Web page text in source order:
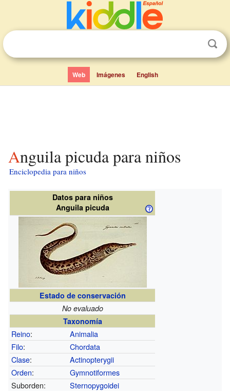
Web Imágenes English
Anguila picuda para niños
Enciclopedia para niños
Datos para niños
Anguila picuda
Estado de conservación
No evaluado
Taxonomía
Reino:
Animalia
Filo:
Chordata
Clase:
Actinopterygii
Orden:
Gymnotiformes
Suborden:
Sternopygoidei